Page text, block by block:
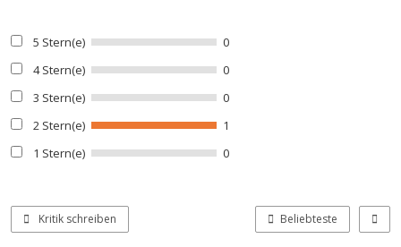
5 Stern(e)
0
4 Stern(e)
0
3 Stern(e)
0
2 Stern(e)
1
1 Stern(e)
0
Kritik schreiben Beliebteste